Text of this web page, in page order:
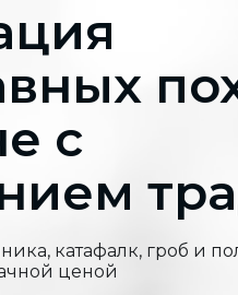
с
катафалк, гроб и
ценой